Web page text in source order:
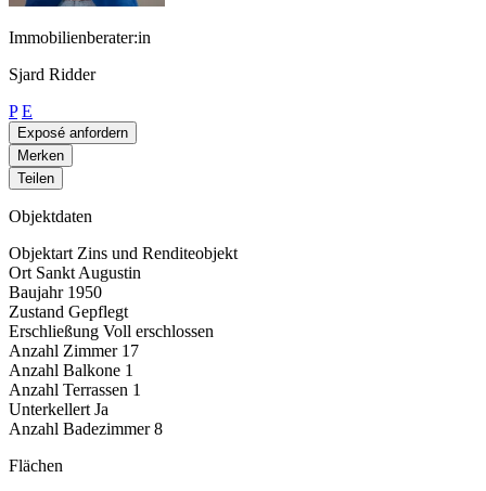
Immobilienberater:in
Sjard Ridder
P E
Exposé anfordern
Merken
Teilen
Objektdaten
Objektart Zins und Renditeobjekt
Ort Sankt Augustin
Baujahr 1950
Zustand Gepflegt
Erschließung Voll erschlossen
Anzahl Zimmer 17
Anzahl Balkone 1
Anzahl Terrassen 1
Unterkellert Ja
Anzahl Badezimmer 8
Flächen